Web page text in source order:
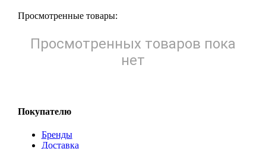
Просмотренные товары:
Просмотренных товаров пока
нет
Покупателю
Бренды
Доставка